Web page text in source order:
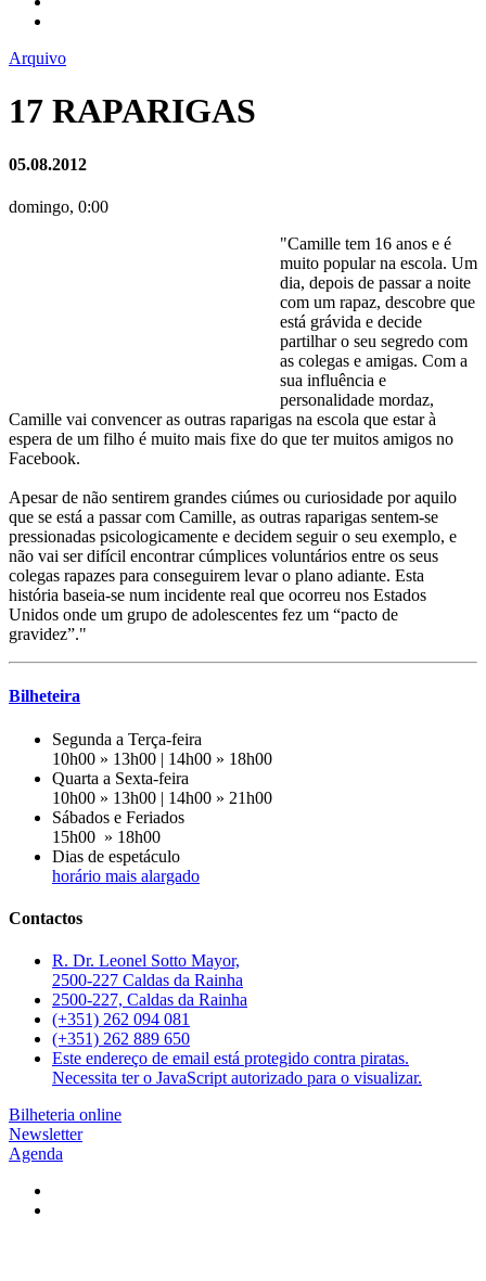
Arquivo
17 RAPARIGAS
05.08.2012
domingo, 0:00
"Camille tem 16 anos e é
muito popular na escola. Um
dia, depois de passar a noite
com um rapaz, descobre que
está grávida e decide
partilhar o seu segredo com
as colegas e amigas. Com a
sua influência e
personalidade mordaz,
Camille vai convencer as outras raparigas na escola que estar à
espera de um filho é muito mais fixe do que ter muitos amigos no
Facebook.
Apesar de não sentirem grandes ciúmes ou curiosidade por aquilo
que se está a passar com Camille, as outras raparigas sentem-se
pressionadas psicologicamente e decidem seguir o seu exemplo, e
não vai ser difícil encontrar cúmplices voluntários entre os seus
colegas rapazes para conseguirem levar o plano adiante. Esta
história baseia-se num incidente real que ocorreu nos Estados
Unidos onde um grupo de adolescentes fez um “pacto de
gravidez”."
Bilheteira
Segunda a Terça-feira
10h00 » 13h00 | 14h00 » 18h00
Quarta a Sexta-feira
10h00 » 13h00 | 14h00 » 21h00
Sábados e Feriados
15h00 » 18h00
Dias de espetáculo
horário mais alargado
Contactos
R. Dr. Leonel Sotto Mayor,
2500-227 Caldas da Rainha
2500-227, Caldas da Rainha
(+351) 262 094 081
(+351) 262 889 650
Este endereço de email está protegido contra piratas.
Necessita ter o JavaScript autorizado para o visualizar.
Bilheteria online
Newsletter
Agenda